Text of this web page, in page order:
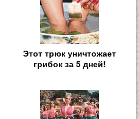
Этот трюк уничтожает
грибок за 5 дней!